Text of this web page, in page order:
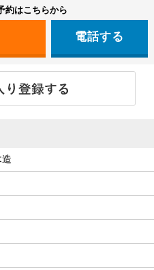
約はこちらから
電話する